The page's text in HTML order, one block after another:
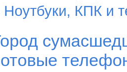
Ноутбуки, КПК и